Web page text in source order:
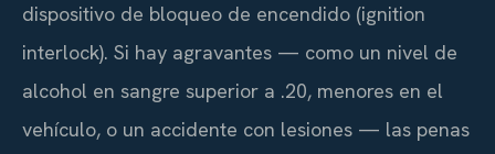
dispositivo de bloqueo de encendido (ignition
interlock). Si hay agravantes — como un nivel de
alcohol en sangre superior a .20, menores en el
vehículo, o un accidente con lesiones — las penas